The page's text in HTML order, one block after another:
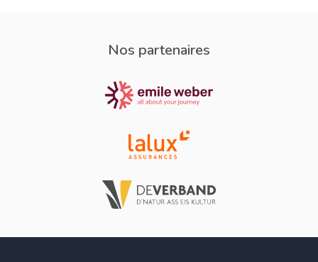
Nos partenaires